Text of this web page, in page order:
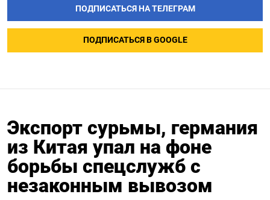
ПОДПИСАТЬСЯ НА ТЕЛЕГРАМ
ПОДПИСАТЬСЯ В GOOGLE
Экспорт сурьмы, германия
из Китая упал на фоне
борьбы спецслужб с
незаконным вывозом